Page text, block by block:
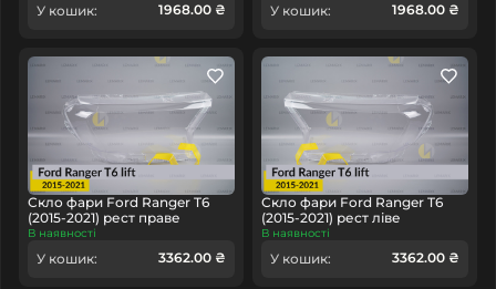
У кошик: 1968.00 ₴ У кошик: 1968.00 ₴
Скло фари Ford Ranger T6
(2015-2021) рест праве
В наявності
У кошик: 3362.00 ₴
Скло фари Ford Ranger T6
(2015-2021) рест ліве
В наявності
У кошик: 3362.00 ₴